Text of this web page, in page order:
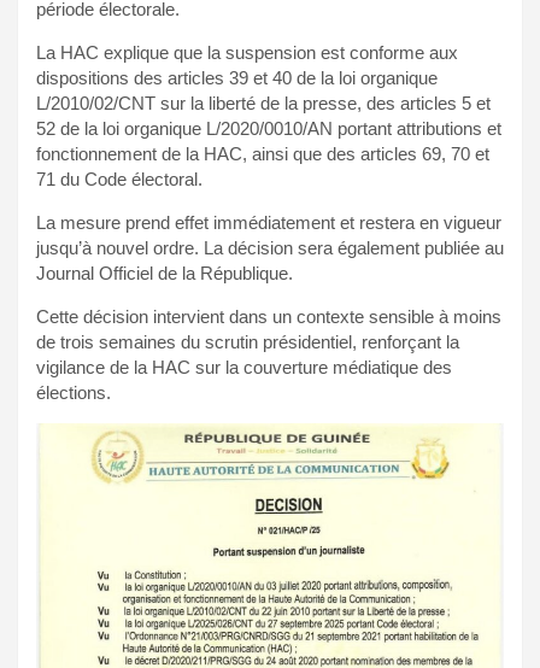
période électorale.
La HAC explique que la suspension est conforme aux
dispositions des articles 39 et 40 de la loi organique
L/2010/02/CNT sur la liberté de la presse, des articles 5 et
52 de la loi organique L/2020/0010/AN portant attributions et
fonctionnement de la HAC, ainsi que des articles 69, 70 et
71 du Code électoral.
La mesure prend effet immédiatement et restera en vigueur
jusqu’à nouvel ordre. La décision sera également publiée au
Journal Officiel de la République.
Cette décision intervient dans un contexte sensible à moins
de trois semaines du scrutin présidentiel, renforçant la
vigilance de la HAC sur la couverture médiatique des
élections.